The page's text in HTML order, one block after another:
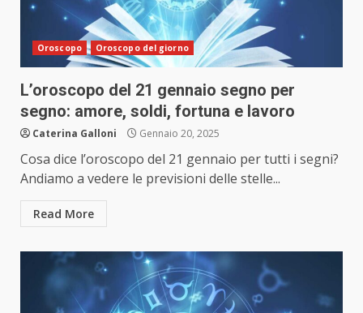
Oroscopo Oroscopo del giorno
L’oroscopo del 21 gennaio segno per
segno: amore, soldi, fortuna e lavoro
Caterina Galloni Gennaio 20, 2025
Cosa dice l’oroscopo del 21 gennaio per tutti i segni?
Andiamo a vedere le previsioni delle stelle...
Read More